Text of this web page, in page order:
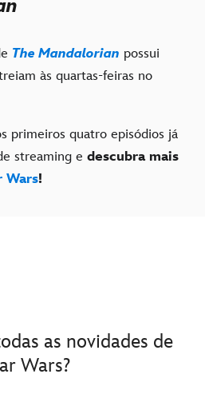
The Mandalorian possui
às quartas-feiras no
primeiros quatro episódios já
streaming e descubra mais
Wars!
as novidades de
Wars?